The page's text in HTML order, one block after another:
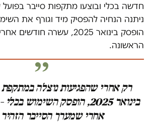
חדשה בכלי ובוצעו מתקפות סייבר
ניתנה הנחיה להפסיק מיד וגורף את
הופסק בינואר 2025, עשרה
הראשונה.
רק אחרי שהפגיעות נוצלה במתקפת
בינואר 2025, הופסק השימוש
אחרי שמערך הסייבר הזהיר